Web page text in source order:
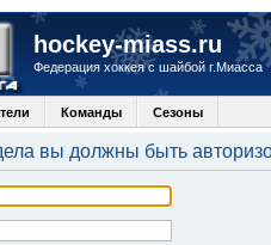
hockey-miass.ru
Федерация хоккея с шайбой г.Миасса
Команды Сезоны
вы должны быть